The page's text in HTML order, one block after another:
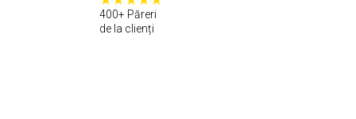
400+ Păreri
de la clienți